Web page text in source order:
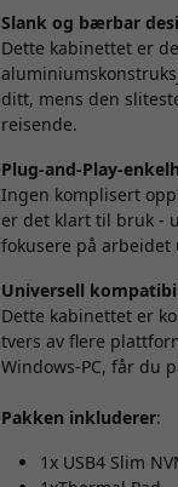
Slank og bærbar
Dette kabinettet er
ditt, mens den
reisende.
Plug-and-Play-
Ingen komplisert
er det klart til bruk -
fokusere på arbeidet
Universell
Dette kabinettet er
tvers av flere
Windows-PC, får du
Pakken inkluderer:
1x USB4 Slim